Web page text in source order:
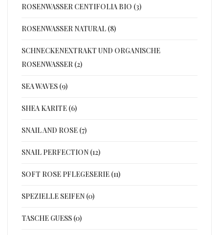
ROSENWASSER CENTIFOLIA BIO (3)
ROSENWASSER NATURAL (8)
SCHNECKENEXTRAKT UND ORGANISCHE
ROSENWASSER (2)
SEA WAVES (9)
SHEA KARITE (6)
SNAIL AND ROSE (7)
SNAIL PERFECTION (12)
SOFT ROSE PFLEGESERIE (11)
SPEZIELLE SEIFEN (0)
TASCHE GUESS (0)